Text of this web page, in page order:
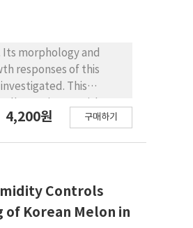
Its morphology and
responses of this
This
that this isolate was
is a stenothermic and
and cell densities of A.
uptakes of
that the increase in
4,200원 구매하기
Controls
Korean Melon in